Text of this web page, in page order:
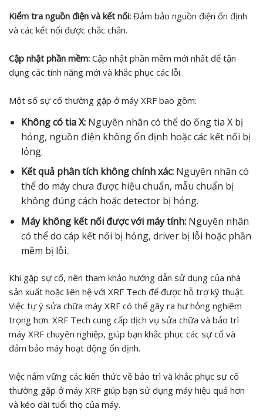
Kiểm tra nguồn điện và kết nối: Đảm bảo nguồn điện ổn định
và các kết nối được chắc chắn.
Cập nhật phần mềm: Cập nhật phần mềm mới nhất để tận
dụng các tính năng mới và khắc phục các lỗi.
Một số sự cố thường gặp ở máy XRF bao gồm:
Không có tia X:Nguyên nhân có thể do ống tia X bị
hỏng, nguồn điện không ổn định hoặc các kết nối bị
lỏng.
Kết quả phân tích không chính xác:Nguyên nhân có
thể do máy chưa được hiệu chuẩn, mẫu chuẩn bị
không đúng cách hoặc detector bị hỏng.
Máy không kết nối được với máy tính:Nguyên nhân
có thể do cáp kết nối bị hỏng, driver bị lỗi hoặc phần
mềm bị lỗi.
Khi gặp sự cố, nên tham khảo hướng dẫn sử dụng của nhà
sản xuất hoặc liên hệ với XRF Tech để được hỗ trợ kỹ thuật.
Việc tự ý sửa chữa máy XRF có thể gây ra hư hỏng nghiêm
trọng hơn. XRF Tech cung cấp dịch vụ sửa chữa và bảo trì
máy XRF chuyên nghiệp, giúp bạn khắc phục các sự cố và
đảm bảo máy hoạt động ổn định.
Việc nắm vững các kiến thức về bảo trì và khắc phục sự cố
thường gặp ở máy XRF giúp bạn sử dụng máy hiệu quả hơn
và kéo dài tuổi thọ của máy.